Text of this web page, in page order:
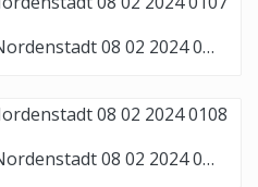
Hexenball Wiesbaden-Nordenstadt 08 02 2024 0107
Hexenball Wiesbaden-Nordenstadt 08 02 2024 0108